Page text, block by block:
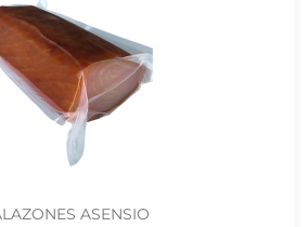
ASENSIO